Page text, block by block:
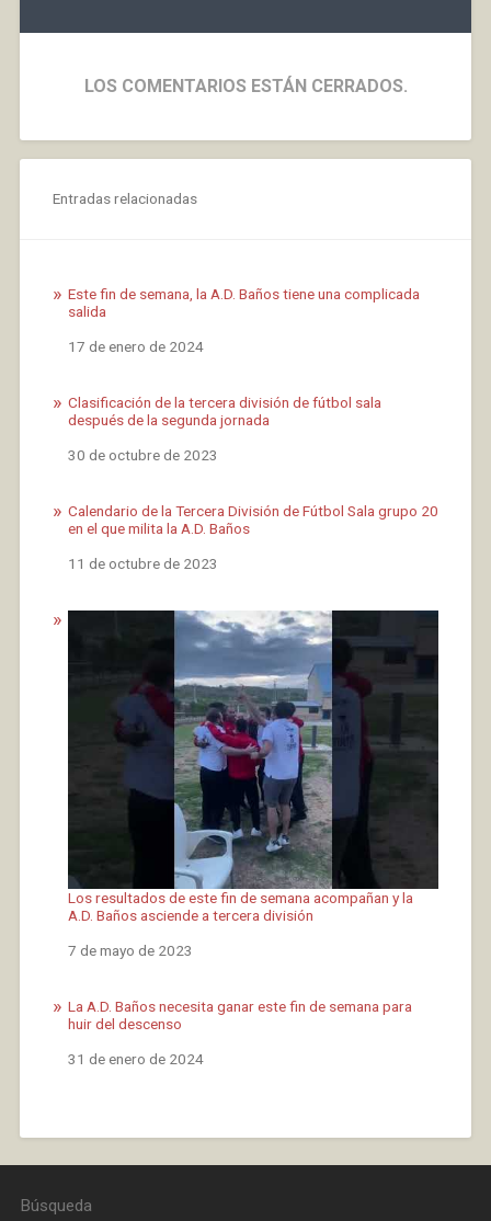
LOS COMENTARIOS ESTÁN CERRADOS.
Entradas relacionadas
Este fin de semana, la A.D. Baños tiene una complicada
salida
Fecha
17 de enero de 2024
Clasificación de la tercera división de fútbol sala
después de la segunda jornada
Fecha
30 de octubre de 2023
Calendario de la Tercera División de Fútbol Sala grupo 20
en el que milita la A.D. Baños
Fecha
11 de octubre de 2023
Los resultados de este fin de semana acompañan y la
A.D. Baños asciende a tercera división
Fecha
7 de mayo de 2023
La A.D. Baños necesita ganar este fin de semana para
huir del descenso
Fecha
31 de enero de 2024
Búsqueda